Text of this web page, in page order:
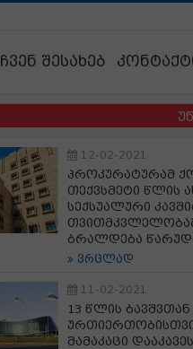
ჩვენ შესახებ
უწყება
12-02-2021
პროკურატურამ
თექვსმეტი წლის
სექსუალური
ბრალდება
ვრცლად
11-02-2021
13 წლის
მამაკაცი დააკავეს